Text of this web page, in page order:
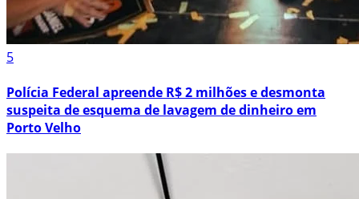
5
Polícia Federal apreende R$ 2 milhões e desmonta
suspeita de esquema de lavagem de dinheiro em
Porto Velho